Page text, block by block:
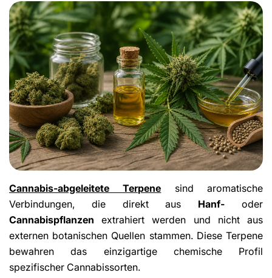
Cannabis-abgeleitete Terpene sind aromatische
Verbindungen, die direkt aus Hanf- oder
Cannabispflanzen extrahiert werden und nicht aus
externen botanischen Quellen stammen. Diese Terpene
bewahren das einzigartige chemische Profil
spezifischer Cannabissorten.